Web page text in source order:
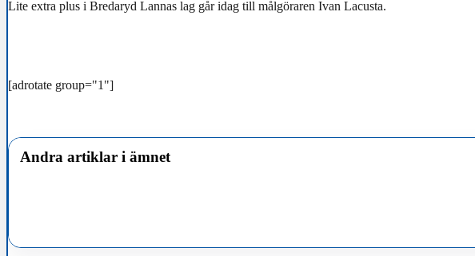
Lite extra plus i Bredaryd Lannas lag går idag till målgöraren Ivan Lacusta.
[adrotate group="1"]
Andra artiklar i ämnet